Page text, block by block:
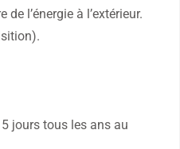
de l’énergie à l’extérieur.
jours tous les ans au